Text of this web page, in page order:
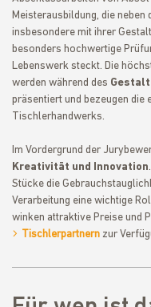
Meisterausbildung, die
insbesondere mit ihrer
besonders hochwertige
Lebenswerk steckt. Die
werden während des
präsentiert und bezeugen die
Tischlerhandwerks.
Im Vordergrund der
Kreativität und Innovation
Stücke die
Verarbeitung eine wichtige
winken attraktive Preise und
Tischlerpartnern zur